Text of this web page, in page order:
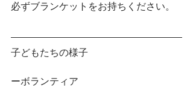
必ずブランケットをお持ちください。
子どもたちの様子
ーボランティア